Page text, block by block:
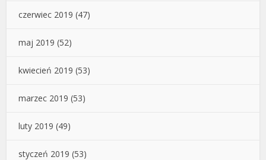
czerwiec 2019 (47)
maj 2019 (52)
kwiecień 2019 (53)
marzec 2019 (53)
luty 2019 (49)
styczeń 2019 (53)